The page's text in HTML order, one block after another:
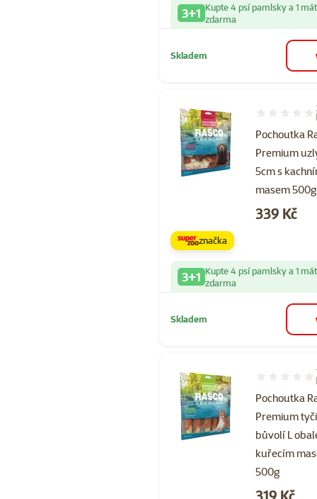
3+1 Kupte 4 psí pamlsky a 1
zdarma
Skladem
Pochoutka
Premium
5cm s
masem 500g
Hodnocení
Cena
339 Kč
značka
3+1 Kupte 4 psí pamlsky a 1
zdarma
Skladem
Pochoutka
Premium
bůvolí L
kuřecím
500g
Hodnocení
Cena